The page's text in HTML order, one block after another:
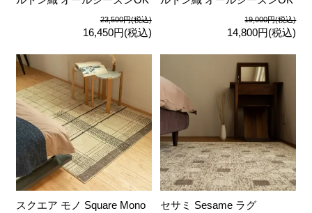
23,500円(税込)
16,450円(税込)
19,000円(税込)
14,800円(税込)
スクエア モノ Square Mono
セサミ Sesame ラグ